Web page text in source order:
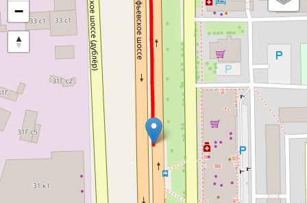
−